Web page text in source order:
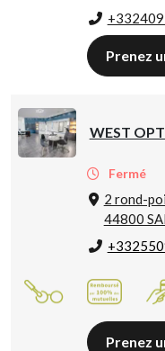
Prenez
WEST
Fermé
2 rond-
44800
Prenez